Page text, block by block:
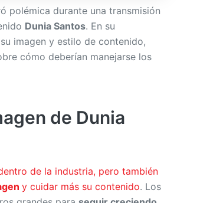
polémica durante una transmisión
Dunia Santos. En su
imagen y estilo de contenido,
cómo deberían manejarse los
de Dunia
de la industria, pero también
y cuidar más su contenido. Los